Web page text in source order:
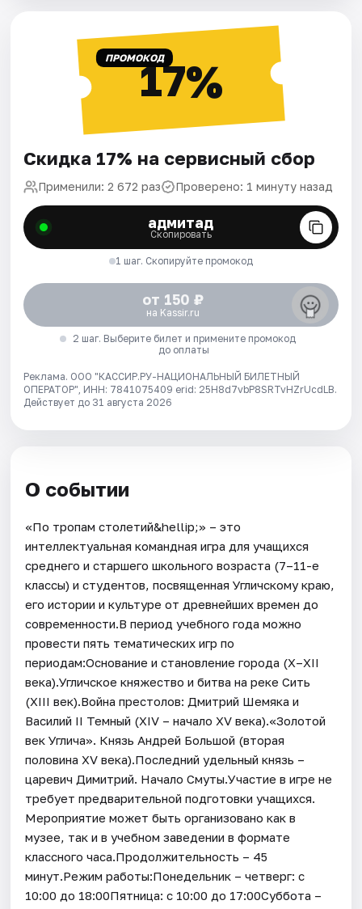
ПРОМОКОД17%
Скидка 17% на сервисный сбор
Применили: 2 672 раз Проверено: 1 минуту назад
адмитад
Скопировать
1 шаг. Скопируйте промокод
от 150 ₽
на Kassir.ru
2 шаг. Выберите билет и примените промокод
до оплаты
Реклама. ООО "КАССИР.РУ-НАЦИОНАЛЬНЫЙ БИЛЕТНЫЙ
ОПЕРАТОР", ИНН: 7841075409 erid: 25H8d7vbP8SRTvHZrUcdLB.
Действует до 31 августа 2026
О событии
«По тропам столетий&hellip;» – это
интеллектуальная командная игра для учащихся
среднего и старшего школьного возраста (7–11-е
классы) и студентов, посвященная Угличскому краю,
его истории и культуре от древнейших времен до
современности.В период учебного года можно
провести пять тематических игр по
периодам:Основание и становление города (X–XII
века).Угличское княжество и битва на реке Сить
(XIII век).Война престолов: Дмитрий Шемяка и
Василий II Темный (XIV – начало XV века).«Золотой
век Углича». Князь Андрей Большой (вторая
половина XV века).Последний удельный князь –
царевич Димитрий. Начало Смуты.Участие в игре не
требует предварительной подготовки учащихся.
Мероприятие может быть организовано как в
музее, так и в учебном заведении в формате
классного часа.Продолжительность – 45
минут.Режим работы:Понедельник – четверг: с
10:00 до 18:00Пятница: с 10:00 до 17:00Суббота –